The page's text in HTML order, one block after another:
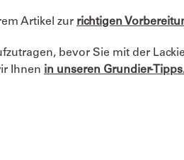
Artikel zur richtigen
bevor Sie mit der
Ihnen in unseren Grundier-Tipps